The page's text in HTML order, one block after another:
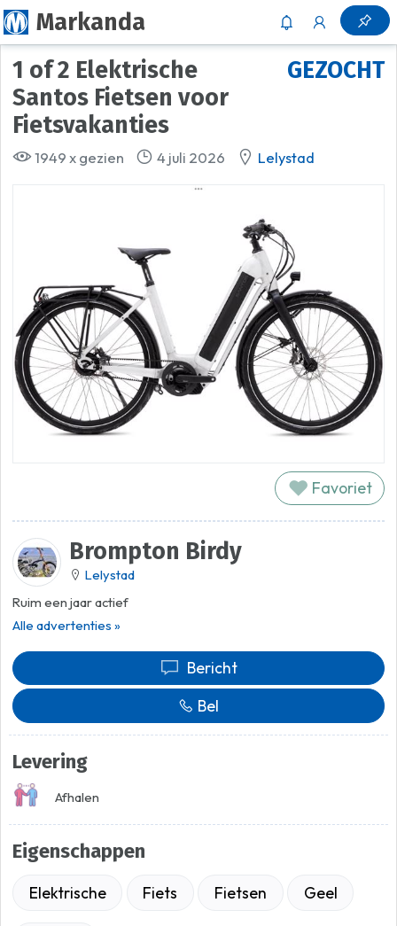
Markanda
GEZOCHT
1 of 2 Elektrische
Santos Fietsen voor
Fietsvakanties
1949 x gezien 4 juli 2026 Lelystad
Favoriet
Brompton Birdy
Lelystad
Ruim een jaar actief
Alle advertenties »
Bericht
Bel
Levering
Afhalen
Eigenschappen
Elektrische Fiets Fietsen Geel